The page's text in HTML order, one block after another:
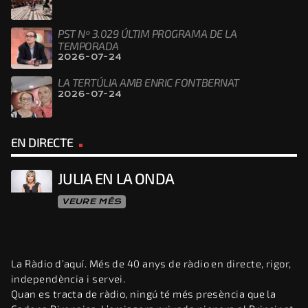
PST Nº 3.029 ÚLTIM PROGRAMA DE LA
TEMPORADA
2026-07-24
LA TERTÚLIA AMB ENRIC FONTBERNAT
2026-07-24
EN DIRECTE
JULIA EN LA ONDA
VEURE MÉS
La Ràdio d’aquí. Més de 40 anys de ràdio en directe, rigor,
independència i servei.
Quan es tracta de ràdio, ningú té més presència que la